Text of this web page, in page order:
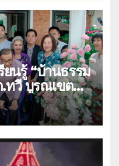
นรู้ “บ้านธรรม
ทวี บูรณเขต
)